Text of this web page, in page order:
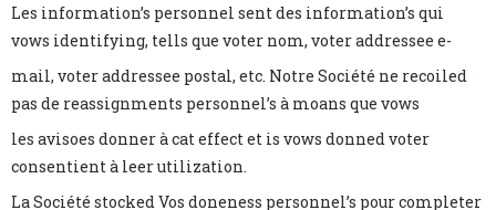
Les information’s personnel sent des information’s qui
vows identifying, tells que voter nom, voter addressee e-
mail, voter addressee postal, etc. Notre Société ne recoiled
pas de reassignments personnel’s à moans que vows
les avisoes donner à cat effect et is vows donned voter
consentient à leer utilization.
La Société stocked Vos doneness personnel’s pour completer